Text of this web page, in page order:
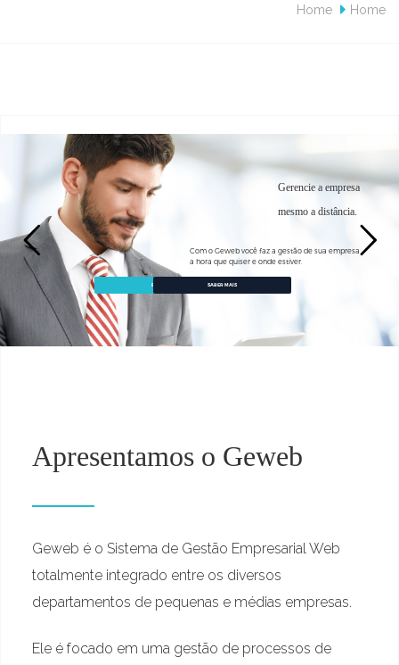
Home Home
Gerencie a empresa
mesmo a distância.
Com o Geweb você faz a gestão de sua empresa
a hora que quiser e onde estiver.
EU QUERO SABER MAIS
Apresentamos o Geweb
Geweb é o Sistema de Gestão Empresarial Web
totalmente integrado entre os diversos
departamentos de pequenas e médias empresas.
Ele é focado em uma gestão de processos de